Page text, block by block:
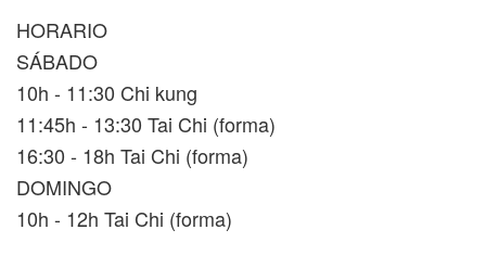
HORARIO
SÁBADO
10h - 11:30 Chi kung
11:45h - 13:30 Tai Chi (forma)
16:30 - 18h Tai Chi (forma)
DOMINGO
10h - 12h Tai Chi (forma)